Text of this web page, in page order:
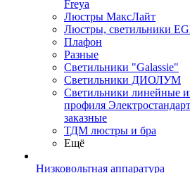
Freya
Люстры МаксЛайт
Люстры, светильники
Плафон
Разные
Светильники "Galassie"
Светильники ДИОЛУМ
Светильники линейные
профиля Электростандарт
заказные
ТДМ люстры и бра
Ещё
Низковольтная аппаратура